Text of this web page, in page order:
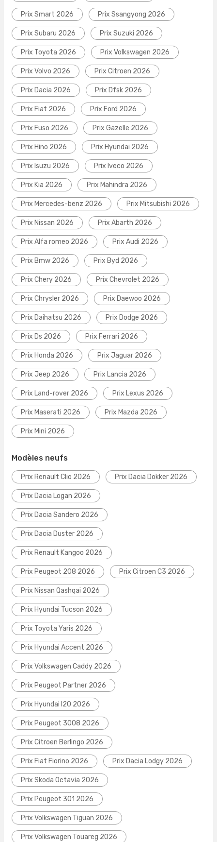
Prix Smart 2026 Prix Ssangyong 2026
Prix Subaru 2026 Prix Suzuki 2026
Prix Toyota 2026 Prix Volkswagen 2026
Prix Volvo 2026 Prix Citroen 2026
Prix Dacia 2026 Prix Dfsk 2026
Prix Fiat 2026 Prix Ford 2026
Prix Fuso 2026 Prix Gazelle 2026
Prix Hino 2026 Prix Hyundai 2026
Prix Isuzu 2026 Prix Iveco 2026
Prix Kia 2026 Prix Mahindra 2026
Prix Mercedes-benz 2026 Prix Mitsubishi 2026
Prix Nissan 2026 Prix Abarth 2026
Prix Alfa romeo 2026 Prix Audi 2026
Prix Bmw 2026 Prix Byd 2026
Prix Chery 2026 Prix Chevrolet 2026
Prix Chrysler 2026 Prix Daewoo 2026
Prix Daihatsu 2026 Prix Dodge 2026
Prix Ds 2026 Prix Ferrari 2026
Prix Honda 2026 Prix Jaguar 2026
Prix Jeep 2026 Prix Lancia 2026
Prix Land-rover 2026 Prix Lexus 2026
Prix Maserati 2026 Prix Mazda 2026
Prix Mini 2026
Modèles neufs
Prix Renault Clio 2026 Prix Dacia Dokker 2026
Prix Dacia Logan 2026
Prix Dacia Sandero 2026
Prix Dacia Duster 2026
Prix Renault Kangoo 2026
Prix Peugeot 208 2026 Prix Citroen C3 2026
Prix Nissan Qashqai 2026
Prix Hyundai Tucson 2026
Prix Toyota Yaris 2026
Prix Hyundai Accent 2026
Prix Volkswagen Caddy 2026
Prix Peugeot Partner 2026
Prix Hyundai I20 2026
Prix Peugeot 3008 2026
Prix Citroen Berlingo 2026
Prix Fiat Fiorino 2026 Prix Dacia Lodgy 2026
Prix Skoda Octavia 2026
Prix Peugeot 301 2026
Prix Volkswagen Tiguan 2026
Prix Volkswagen Touareg 2026